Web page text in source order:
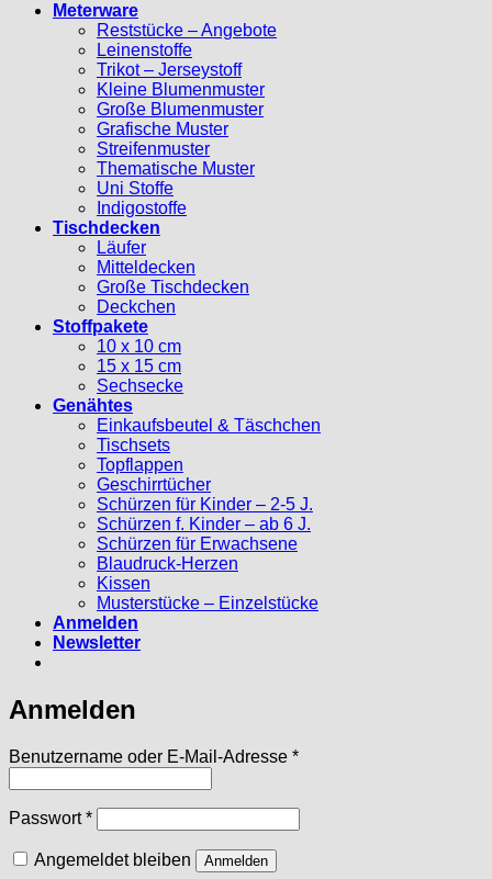
Meterware
Reststücke – Angebote
Leinenstoffe
Trikot – Jerseystoff
Kleine Blumenmuster
Große Blumenmuster
Grafische Muster
Streifenmuster
Thematische Muster
Uni Stoffe
Indigostoffe
Tischdecken
Läufer
Mitteldecken
Große Tischdecken
Deckchen
Stoffpakete
10 x 10 cm
15 x 15 cm
Sechsecke
Genähtes
Einkaufsbeutel & Täschchen
Tischsets
Topflappen
Geschirrtücher
Schürzen für Kinder – 2-5 J.
Schürzen f. Kinder – ab 6 J.
Schürzen für Erwachsene
Blaudruck-Herzen
Kissen
Musterstücke – Einzelstücke
Anmelden
Newsletter
Anmelden
Benutzername oder E-Mail-Adresse *Erforderlich
Passwort*Erforderlich
Angemeldet bleiben Anmelden